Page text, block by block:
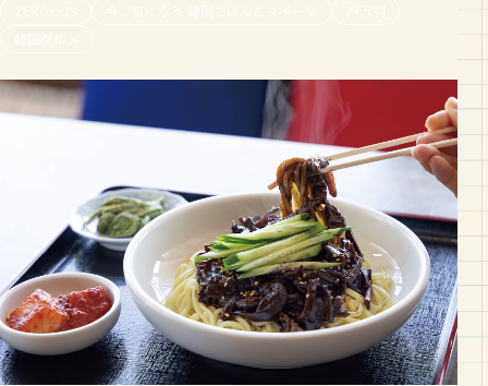
ZERO☆23 今、気になる 韓国ごはんとスイーツ
戸沢村
韓国グルメ